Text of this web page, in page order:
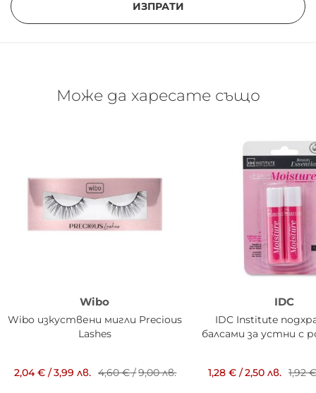
ИЗПРАТИ
Може да харесате също
Wibo
Wibo изкуствени мигли Precious
Lashes
2,04 € /3,99 лв. 4,60 €/9,00 лв.
IDC
IDC Institute
балсами за устни с
1,28 € /2,50 лв. 1,92